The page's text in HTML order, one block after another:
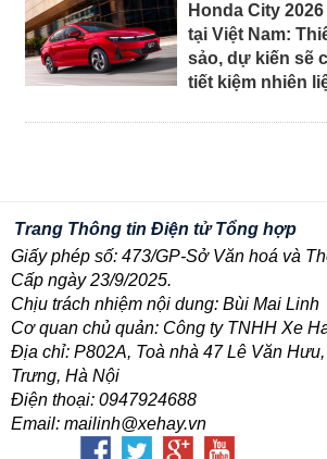
Honda City
tại Việt Nam:
sảo, dự kiến sẽ
tiết kiệm nhiên
Trang Thông tin Điện tử Tổng hợp
Giấy phép số: 473/GP-Sở Văn hoá và
Cấp ngày 23/9/2025.
Chịu trách nhiệm nội dung: Bùi Mai Linh
Cơ quan chủ quản: Công ty TNHH Xe
Địa chỉ: P802A, Toà nhà 47 Lê Văn
Trưng, Hà Nội
Điện thoại: 0947924688
Email: mailinh@xehay.vn